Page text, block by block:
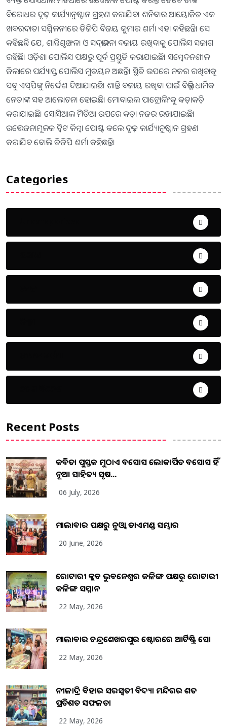
ବିରୋଧର ଦୃଢ଼ କାର୍ଯ୍ୟାନୁଷ୍ଠାନ ଗ୍ରହଣ କରାଯିବ। ଶନିବାର ଆୟୋଜିତ ଏକ
ଖବରଦାତା ସମ୍ମିଳନୀରେ ଡିଜିପି ବିଜୟ କୁମାର ଶର୍ମା ଏହା କହିଛନ୍ତି। ସେ
କହିଛନ୍ତି ଯେ, ଶାନ୍ତିଶୃଙ୍ଖଳା ଓ ସଦ୍‌ଭାବନା ବଜାୟ ରଖିବାକୁ ପୋଲିସ ସଜାଗ
ରହିଛି। ଓଡ଼ିଶା ପୋଲିସ ପକ୍ଷରୁ ପୂର୍ବ ପ୍ରସ୍ତୁତି କରାଯାଇଛି। ସମ୍ବେଦନଶୀଳ
ଜିଲାରେ ପର୍ଯ୍ୟାପ୍ତ ପୋଲିସ ମୁତୟନ ଅଛନ୍ତି। ସ୍ଥିତି ଉପରେ ନଜର ରଖିବାକୁ
ସବୁ ଏସ୍‌ପିଙ୍କୁ ନିର୍ଦ୍ଦେଶ ଦିଆଯାଇଛି। ଶାନ୍ତି ବଜାୟ ରଖିବା ପାଇଁ ବିଭିନ୍ନ ଧାର୍ମିକ
ନେତାଙ୍କ ସହ ଆଲୋଚନା ହୋଇଛି। ମୋବାଇଲ ପାଟ୍ରୋଲିଂକୁ କଡ଼ାକଡ଼ି
କରାଯାଇଛି। ସୋସିଆଲ ମିଡିଆ ଉପରେ କଡ଼ା ନଜର ରଖାଯାଇଛି।
ଉତ୍ତେଜନାମୂଳକ ଟ୍ବିଟ କିମ୍ବା ପୋଷ୍ଟ କଲେ ଦୃଢ଼ କାର୍ଯ୍ୟାନୁଷ୍ଠାନ ଗ୍ରହଣ
କରାଯିବ ବୋଲି ଡିଜିପି ଶର୍ମା କହିଛନ୍ତି।
Categories
Recent Posts
କବିତା ପୁସ୍ତକ ମୁଠାଏ ଅବସୋସ ଲୋକାର୍ପିତ ଅବସୋସ ହିଁ
ନୂଆ ସାହିତ୍ୟ ସୃଷ...
06 July, 2026
ମାଲାବାର ପକ୍ଷରୁ ନୁଓ୍ବା ଡାଏମଣ୍ଡ ସମ୍ଭାର
20 June, 2026
ରୋଟାରୀ କ୍ଲବ ଭୁବନେଶ୍ୱର କଳିଙ୍ଗ ପକ୍ଷରୁ ରୋଟାରୀ
କଳିଙ୍ଗ ସମ୍ମାନ
22 May, 2026
ମାଲାବାର ଚନ୍ଦ୍ରଶେଖରପୁର ଷ୍ଟୋରରେ ଆର୍ଟିଷ୍ଟ୍ରି ସୋ
22 May, 2026
ନୀଳାଦ୍ରି ବିହାର ସରସ୍ୱତୀ ବିଦ୍ୟା ମନ୍ଦିରର ଶତ
ପ୍ରତିଶତ ସଫଳତା
22 May, 2026